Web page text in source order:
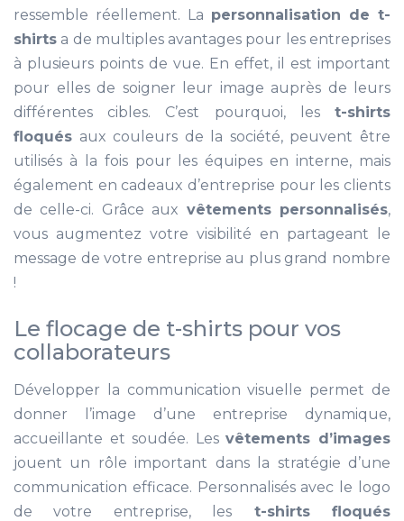
ressemble réellement. La personnalisation de t-
shirts a de multiples avantages pour les entreprises
à plusieurs points de vue. En effet, il est important
pour elles de soigner leur image auprès de leurs
différentes cibles. C’est pourquoi, les t-shirts
floqués aux couleurs de la société, peuvent être
utilisés à la fois pour les équipes en interne, mais
également en cadeaux d’entreprise pour les clients
de celle-ci. Grâce aux vêtements personnalisés,
vous augmentez votre visibilité en partageant le
message de votre entreprise au plus grand nombre
!
Le flocage de t-shirts pour vos
collaborateurs
Développer la communication visuelle permet de
donner l’image d’une entreprise dynamique,
accueillante et soudée. Lesvêtements d’images
jouent un rôle important dans la stratégie d’une
communication efficace. Personnalisés avec le logo
de votre entreprise, les t-shirts floqués